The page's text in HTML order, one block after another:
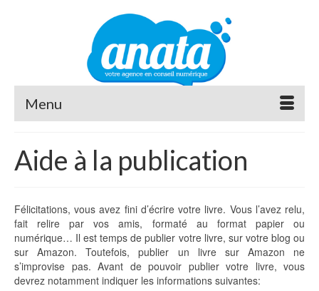
Menu
Aide à la publication
Félicitations, vous avez fini d’écrire votre livre. Vous l’avez relu,
fait relire par vos amis, formaté au format papier ou
numérique… Il est temps de publier votre livre, sur votre blog ou
sur Amazon. Toutefois, publier un livre sur Amazon ne
s’improvise pas. Avant de pouvoir publier votre livre, vous
devrez notamment indiquer les informations suivantes: